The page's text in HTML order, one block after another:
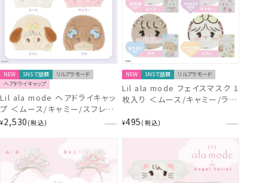
NEW SNSで話題
リルアラモード
ヘアドライキャップ
Lil ala mode ヘアドライキャッ
プ ＜ムース/キャミー/スフレ/ラ
テ＞ リルアラモード 粧美堂
¥2,530 税込
NEW SNSで話題 リルアラモード
Lil ala mode フェイスマスク 1
枚入り ＜ムース/キャミー/ラ
美堂 shobido
¥495 税込